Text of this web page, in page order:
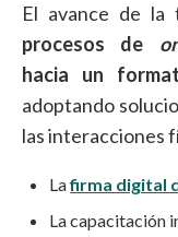
El avance de la
procesos de
hacia un
adoptando
las interacciones
Lafirma digital
La capacitación